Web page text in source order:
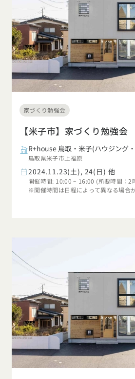
家づくり勉強会
【米子市】家づくり勉強会
R+house 鳥取・米子(ハウジング
鳥取県米子市上福原
2024.11.23(土), 24(日) 他
開催時間: 10:00 ~ 16:00 (所要時間：2
※開催時間は日程によって異なる場合